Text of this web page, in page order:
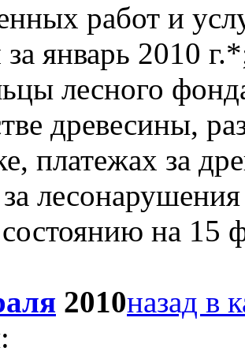
работ и
за январь 2010
лесного
древесины,
платежах за
на 15
2010назад в